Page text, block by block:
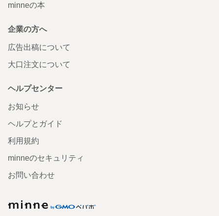
minneの本
企業の方へ
広告出稿について
大口注文について
ヘルプセンター
お知らせ
ヘルプとガイド
利用規約
minneのセキュリティ
お問い合わせ